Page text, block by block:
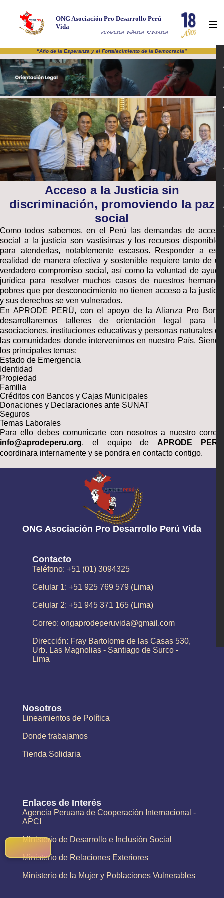
ONG Asociación Pro Desarrollo Perú
Vida
KUYAKUSUN - WIÑASUN - KAWSASUN
"Año de la Esperanza y el Fortalecimiento de la Democracia"
Acceso a la Justicia sin
discriminación, promoviendo la paz
social
Como todos sabemos, en el Perú las demandas de acceso
social a la justicia son vastísimas y los recursos disponibles
para atenderlas, notablemente escasos. Responder a esta
realidad de manera efectiva y sostenible requiere tanto de un
verdadero compromiso social, así como la voluntad de ayuda
jurídica para resolver muchos casos de nuestros hermanos
pobres que por desconocimiento no tienen acceso a la justicia
y sus derechos se ven vulnerados.
En APRODE PERÚ, con el apoyo de la Alianza Pro Bono,
desarrollaremos talleres de orientación legal para las
asociaciones, instituciones educativas y personas naturales de
las comunidades donde intervenimos en nuestro País. Siendo
los principales temas:
Estado de Emergencia
Identidad
Propiedad
Familia
Créditos con Bancos y Cajas Municipales
Donaciones y Declaraciones ante SUNAT
Seguros
Temas Laborales
Para ello debes comunicarte con nosotros a nuestro correo:
info@aprodeperu.org, el equipo de APRODE PERÚ
coordinara internamente y se pondra en contacto contigo.
ONG Asociación Pro Desarrollo Perú Vida
Contacto
Teléfono: +51 (01) 3094325
Celular 1: +51 925 769 579 (Lima)
Celular 2: +51 945 371 165 (Lima)
Correo: ongaprodeperuvida@gmail.com
Dirección: Fray Bartolome de las Casas 530,
Urb. Las Magnolias - Santiago de Surco -
Lima
Nosotros
Lineamientos de Política
Donde trabajamos
Tienda Solidaria
Enlaces de Interés
Agencia Peruana de Cooperación Internacional -
APCI
Ministerio de Desarrollo e Inclusión Social
Ministerio de Relaciones Exteriores
Ministerio de la Mujer y Poblaciones Vulnerables